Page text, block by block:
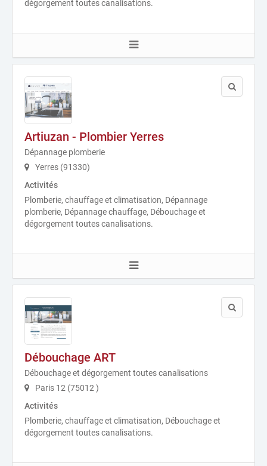
dégorgement toutes canalisations.
Artiuzan - Plombier Yerres
Dépannage plomberie
Yerres (91330)
Activités
Plomberie, chauffage et climatisation, Dépannage
plomberie, Dépannage chauffage, Débouchage et
dégorgement toutes canalisations.
Débouchage ART
Débouchage et dégorgement toutes canalisations
Paris 12 (75012 )
Activités
Plomberie, chauffage et climatisation, Débouchage et
dégorgement toutes canalisations.